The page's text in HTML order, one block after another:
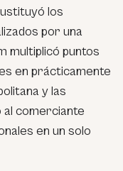
los
por una
multiplicó puntos
en prácticamente
y las
al comerciante
en un solo